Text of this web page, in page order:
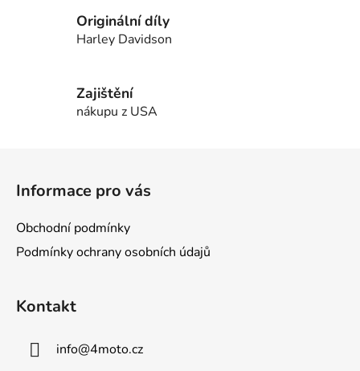
Originální díly
Harley Davidson
Zajištění
nákupu z USA
Informace pro vás
Obchodní podmínky
Podmínky ochrany osobních údajů
Kontakt
info@4moto.cz